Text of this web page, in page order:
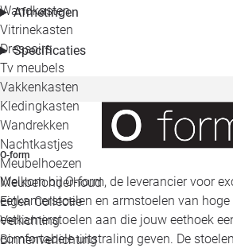
Wandkasten
Vitrinekasten
Dressoirs
Tv meubels
Vakkenkasten
Kledingkasten
Wandrekken
Nachtkastjes
Meubelhoezen
Meubelonderhoud
Eigen Collectie
Verlichting
Binnenverlichting
Afmetingen
Specificaties
O-form
Welkom bij O-form, de leverancier voor
eetkamerstoelen en armstoelen van
eetkamerstoelen aan die jouw eethoek
comfortabele uitstraling geven. De